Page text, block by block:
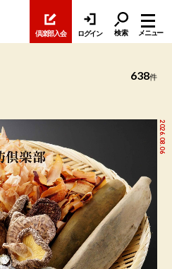
倶楽部入会 ログイン 検索 メニュー
638件
2026.08.06